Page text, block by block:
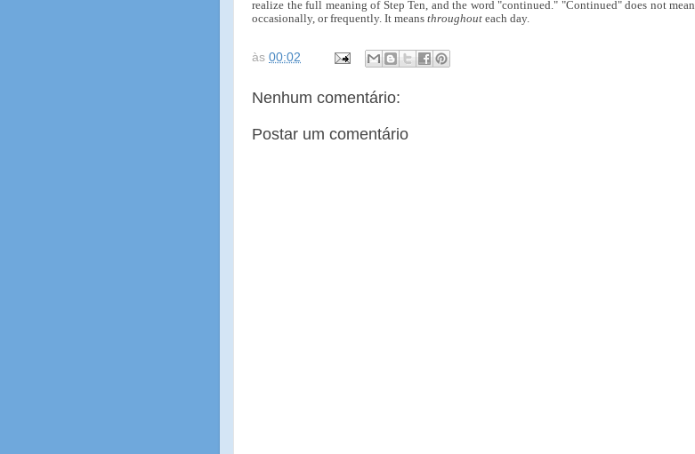
realize the full meaning of Step Ten, and the word "continued." "Continued" does not mean
occasionally, or frequently. It means throughout each day.
às 00:02
Nenhum comentário:
Postar um comentário